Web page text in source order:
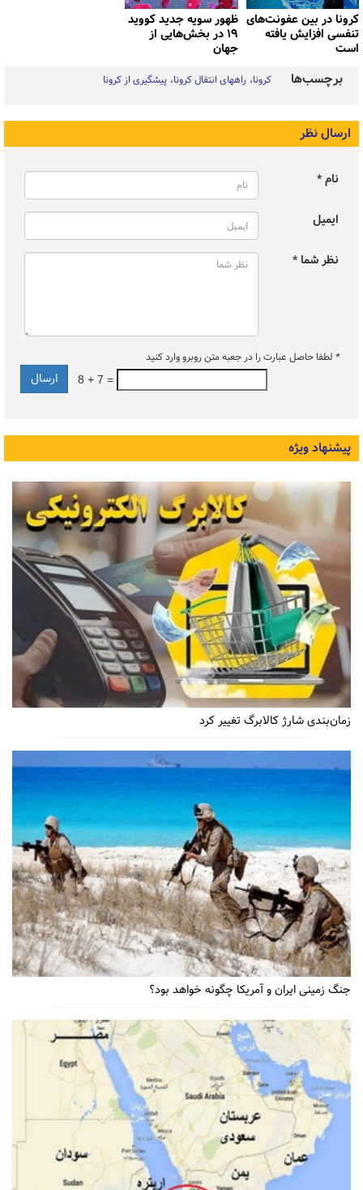
کرونا در بین عفونت‌های
تنفسی افزایش یافته
است
ظهور سویه جدید کووید
۱۹ در بخش‌هایی از
جهان
برچسب‌ها کرونا راههای انتقال کرونا پیشگیری از کرونا
ارسال نظر
نام *
ایمیل
نظر شما *
* لطفا حاصل عبارت را در جعبه متن روبرو وارد کنید
8 + 7 =
پیشنهاد ویژه
زمان‌بندی شارژ کالابرگ تغییر کرد
جنگ زمینی ایران و آمریکا چگونه خواهد بود؟